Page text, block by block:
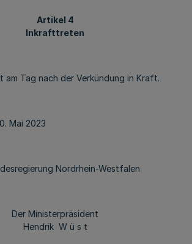
Artikel 4
Inkrafttreten
am Tag nach der Verkündung in Kraft.
Mai 2023
Nordrhein-Westfalen
Der Ministerpräsident
Hendrik W ü s t